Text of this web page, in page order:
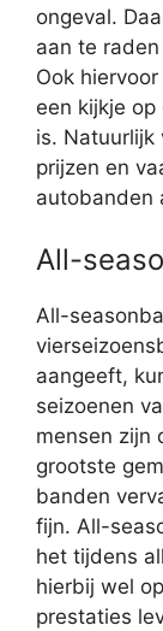
ongeval.
aan te
Ook
een kijkje
is. Natuurlijk
prijzen en
autobanden
All-
All-
aangeeft,
seizoenen
mensen zijn
grootste
banden
fijn. All-
het tijdens
hierbij wel
prestaties